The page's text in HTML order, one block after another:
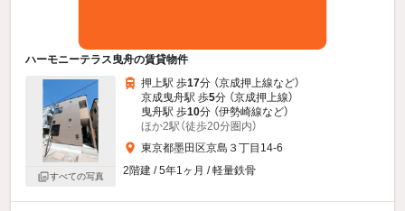
ハーモニーテラス曳舟の賃貸物件
すべての写真
押上駅 歩17分 （京成押上線など）
京成曳舟駅 歩5分 （京成押上線）
曳舟駅 歩10分 （伊勢崎線など）
ほか2駅（徒歩20分圏内）
東京都墨田区京島３丁目14-6
2階建 / 5年1ヶ月 / 軽量鉄骨